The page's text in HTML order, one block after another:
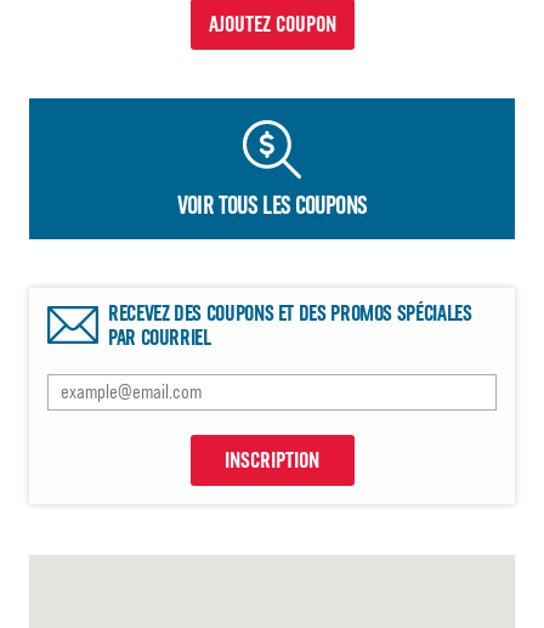
AJOUTEZ COUPON
VOIR TOUS LES COUPONS
RECEVEZ DES COUPONS ET DES PROMOS SPÉCIALES
PAR COURRIEL
INSCRIPTION